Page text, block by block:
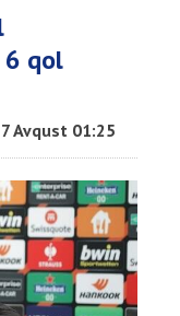
6 qol
7 Avqust 01:25